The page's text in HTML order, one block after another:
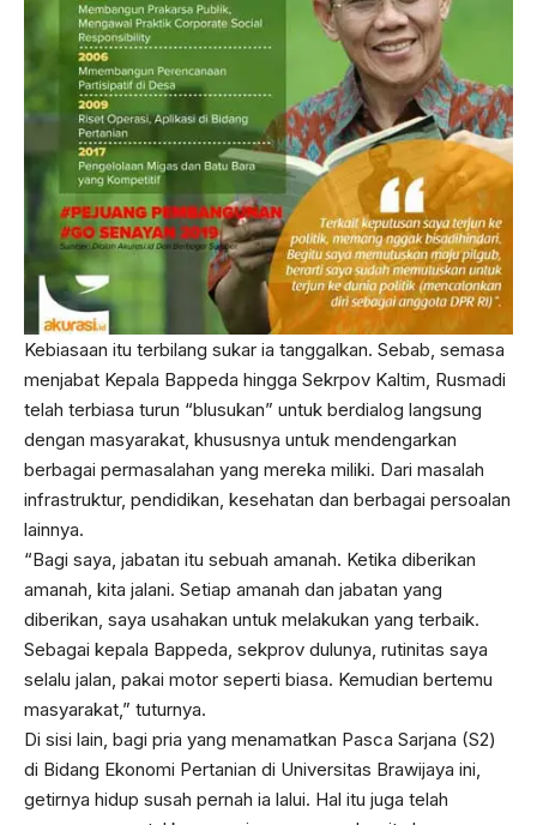
Kebiasaan itu terbilang sukar ia tanggalkan. Sebab, semasa
menjabat Kepala Bappeda hingga Sekrpov Kaltim, Rusmadi
telah terbiasa turun “blusukan” untuk berdialog langsung
dengan masyarakat, khususnya untuk mendengarkan
berbagai permasalahan yang mereka miliki. Dari masalah
infrastruktur, pendidikan, kesehatan dan berbagai persoalan
lainnya.
“Bagi saya, jabatan itu sebuah amanah. Ketika diberikan
amanah, kita jalani. Setiap amanah dan jabatan yang
diberikan, saya usahakan untuk melakukan yang terbaik.
Sebagai kepala Bappeda, sekprov dulunya, rutinitas saya
selalu jalan, pakai motor seperti biasa. Kemudian bertemu
masyarakat,” tuturnya.
Di sisi lain, bagi pria yang menamatkan Pasca Sarjana (S2)
di Bidang Ekonomi Pertanian di Universitas Brawijaya ini,
getirnya hidup susah pernah ia lalui. Hal itu juga telah